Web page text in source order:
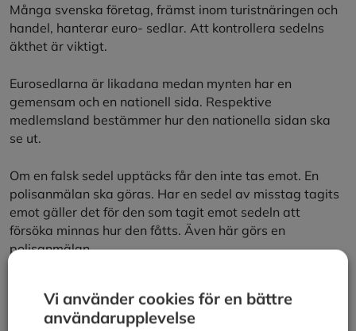
Många svenska företag, främst inom turistnäringen och
handel, hanterar euro- sedlar. Att kontrollera sedelns
äkthet är viktigt.
Eurosedlarna är likadana medan mynten har en
gemensam och en nationell sida. Respektive
medlemsland bestämmer hur den nationella sidan ska
se ut.
Om en falsk sedel upptäcks får den inte tas emot. En
polisanmälan ska göras. Har en sedel av misstag tagits
emot gäller det för den som tagit emot sedeln att
försöka minnas hur den fåtts. Även här görs en
polisanmälan.
Äkta sedlar trycks på ett papper som är tillverkat av
bomullsfibrer. Detta för att ge lång hållbarhet men det
Vi använder cookies för en bättre
användarupplevelse